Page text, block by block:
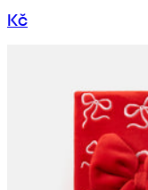
Kč